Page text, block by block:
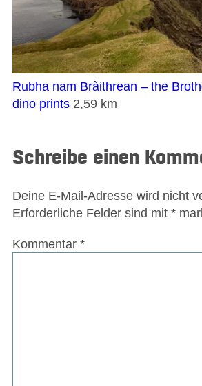
Rubha nam Bràithrean – the
dino prints 2,59 km
Schreibe einen
Deine E-Mail-Adresse wird nicht
Erforderliche Felder sind mit *
Kommentar *